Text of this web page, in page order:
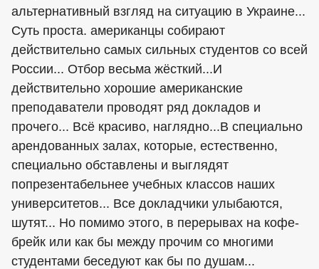
альтернативный взгляд на ситуацию в Украине...
Суть проста. американцы собирают
действительно самых сильных студентов со всей
России... Отбор весьма жёсткий...И
действительно хорошие американские
преподаватели проводят ряд докладов и
прочего... Всё красиво, наглядно...В специально
арендованных залах, которые, естественно,
специально обставлены и выглядят
попрезентабельнее учебных классов наших
университетов... Все докладчики улыбаются,
шутят... Но помимо этого, в перерывах на кофе-
брейк или как бы между прочим со многими
студентами беседуют как бы по душам...